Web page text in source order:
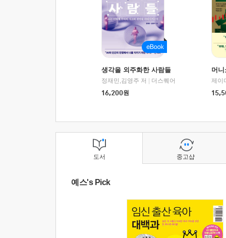
생각을 외주화한 사람들
정재민,김영주 저
더스퀘어
16,200원
머
도서
예스's Pick
중고샵